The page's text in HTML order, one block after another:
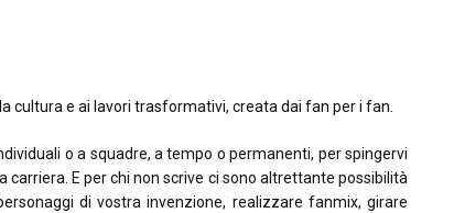
cultura e ai lavori trasformativi, creata dai fan per i fan.
o a squadre, a tempo o permanenti, per spingervi
E per chi non scrive ci sono altrettante possibilità
di vostra invenzione, realizzare fanmix, girare